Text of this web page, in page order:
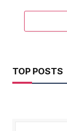
TOP POSTS